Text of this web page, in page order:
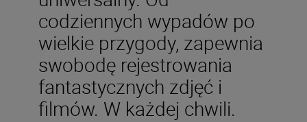
codziennych wypadów po
wielkie przygody, zapewnia
swobodę rejestrowania
fantastycznych zdjęć i
filmów. W każdej chwili.